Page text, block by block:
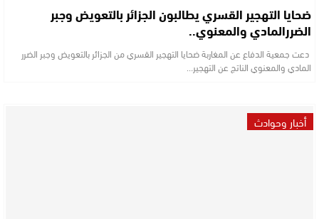
ضحايا التهجير القسري يطالبون الجزائر بالتعويض وجبر
الضررالمادي والمعنوي..
دعت جمعية الدفاع عن المغاربة ضحايا التهجير القسري من الجزائر بالتعويض وجبر الضرر
المادي والمعنوي الناتج عن التهجير…
أخبار وحوادث